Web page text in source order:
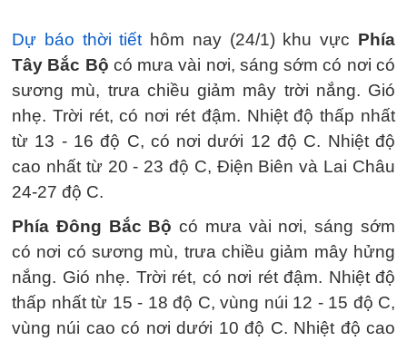
Dự báo thời tiết hôm nay (24/1) khu vực Phía
Tây Bắc Bộ có mưa vài nơi, sáng sớm có nơi có
sương mù, trưa chiều giảm mây trời nắng. Gió
nhẹ. Trời rét, có nơi rét đậm. Nhiệt độ thấp nhất
từ 13 - 16 độ C, có nơi dưới 12 độ C. Nhiệt độ
cao nhất từ 20 - 23 độ C, Điện Biên và Lai Châu
24-27 độ C.
Phía Đông Bắc Bộ có mưa vài nơi, sáng sớm
có nơi có sương mù, trưa chiều giảm mây hửng
nắng. Gió nhẹ. Trời rét, có nơi rét đậm. Nhiệt độ
thấp nhất từ 15 - 18 độ C, vùng núi 12 - 15 độ C,
vùng núi cao có nơi dưới 10 độ C. Nhiệt độ cao